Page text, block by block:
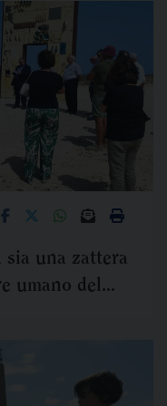
una zattera
umano del